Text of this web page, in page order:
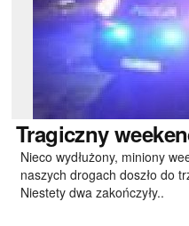
Tragiczny
Nieco wydłużony, miniony
naszych drogach doszło do
Niestety dwa zakończyły..